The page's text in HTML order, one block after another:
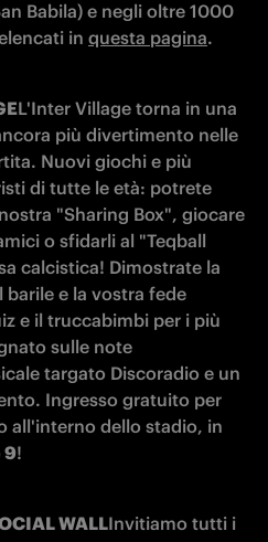
Babila) e negli oltre 1000
in questa pagina.
L'Inter Village torna in una
più divertimento nelle
Nuovi giochi e più
di tutte le età: potrete
"Sharing Box", giocare
o sfidarli al "Teqball
calcistica! Dimostrate la
e la vostra fede
e il truccabimbi per i più
sulle note
targato Discoradio e un
Ingresso gratuito per
all'interno dello stadio, in
9!
WALLInvitiamo tutti i